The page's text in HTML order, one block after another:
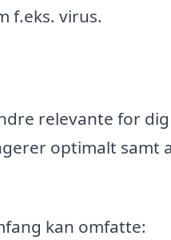
f.eks. virus.
relevante for
optimalt samt
kan omfatte: